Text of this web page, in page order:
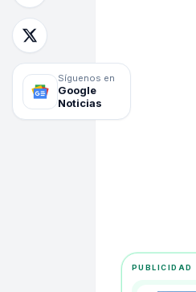
Síguenos en
Google
Noticias
PUBLICIDAD